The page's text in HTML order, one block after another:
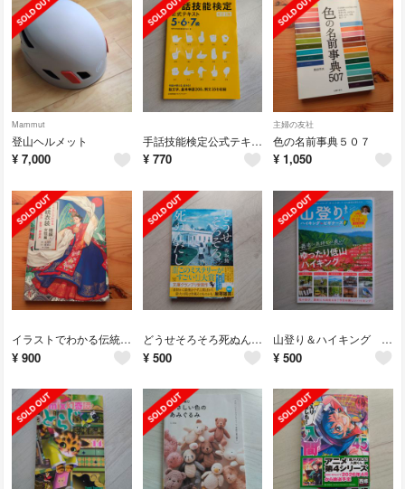
Mammut
登山ヘルメット
¥ 7,000
手話技能検定公式テキスト５・６・７級
¥ 770
主婦の友社
色の名前事典５０７
¥ 1,050
イラストでわかる伝統衣装韓服・女性編
¥ 900
どうせそろそろ死ぬんだし
¥ 500
山登り＆ハイキング ｆｏｒ ビギナーズ
¥ 500